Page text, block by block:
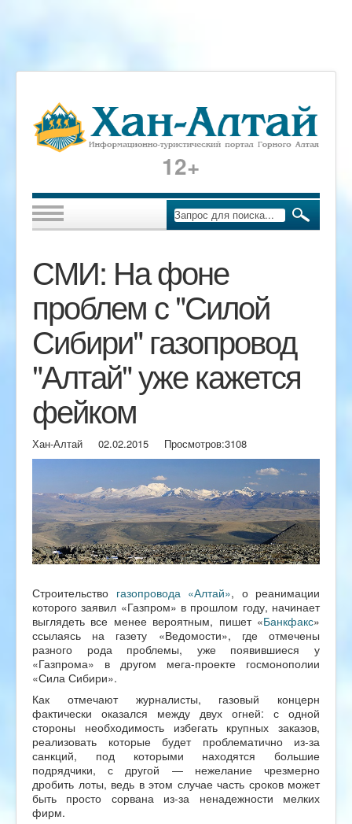
12+
СМИ: На фоне
проблем с "Силой
Сибири" газопровод
"Алтай" уже кажется
фейком
Хан-Алтай 02.02.2015 Просмотров:3108
Строительство газопровода «Алтай», о реанимации
которого заявил «Газпром» в прошлом году, начинает
выглядеть все менее вероятным, пишет «Банкфакс»
ссылаясь на газету «Ведомости», где отмечены
разного рода проблемы, уже появившиеся у
«Газпрома» в другом мега-проекте госмонополии
«Сила Сибири».
Как отмечают журналисты, газовый концерн
фактически оказался между двух огней: с одной
стороны необходимость избегать крупных заказов,
реализовать которые будет проблематично из-за
санкций, под которыми находятся большие
подрядчики, с другой — нежелание чрезмерно
дробить лоты, ведь в этом случае часть сроков может
быть просто сорвана из-за ненадежности мелких
фирм.